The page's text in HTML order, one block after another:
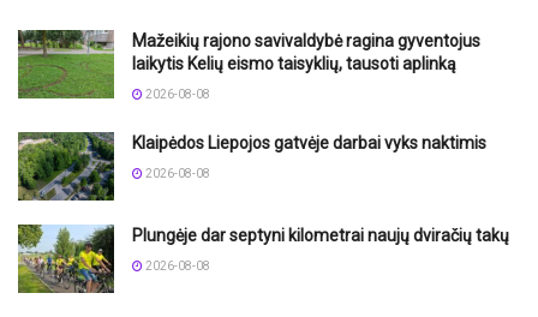
Mažeikių rajono savivaldybė ragina gyventojus
laikytis Kelių eismo taisyklių, tausoti aplinką
2026-08-08
Klaipėdos Liepojos gatvėje darbai vyks naktimis
2026-08-08
Plungėje dar septyni kilometrai naujų dviračių takų
2026-08-08